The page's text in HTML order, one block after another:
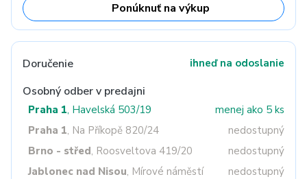
Ponúknuť na výkup
Doručenie ihneď na odoslanie
Osobný odber v predajni
Praha 1, Havelská 503/19
menej ako 5 ks
Praha 1, Na Příkopě 820/24
nedostupný
Brno - střed, Roosveltova 419/20
nedostupný
Jablonec nad Nisou, Mírové náměstí
nedostupný